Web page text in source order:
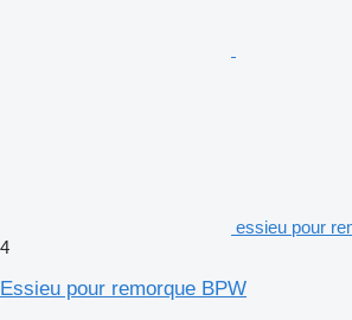
essieu pour
4
Essieu pour remorque BPW